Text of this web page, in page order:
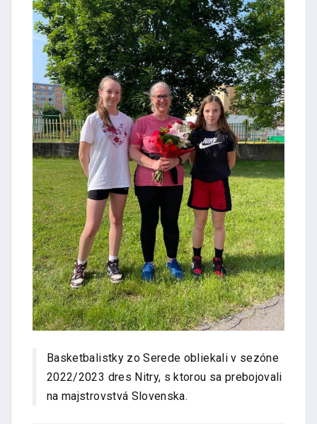
Basketbalistky zo Serede obliekali v sezóne
2022/2023 dres Nitry, s ktorou sa prebojovali
na majstrovstvá Slovenska.